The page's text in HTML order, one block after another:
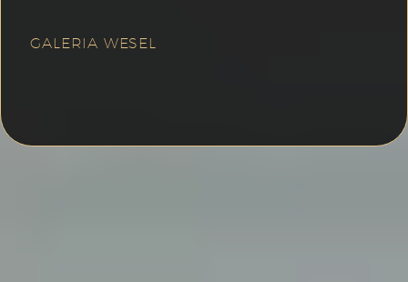
GALERIA WESEL